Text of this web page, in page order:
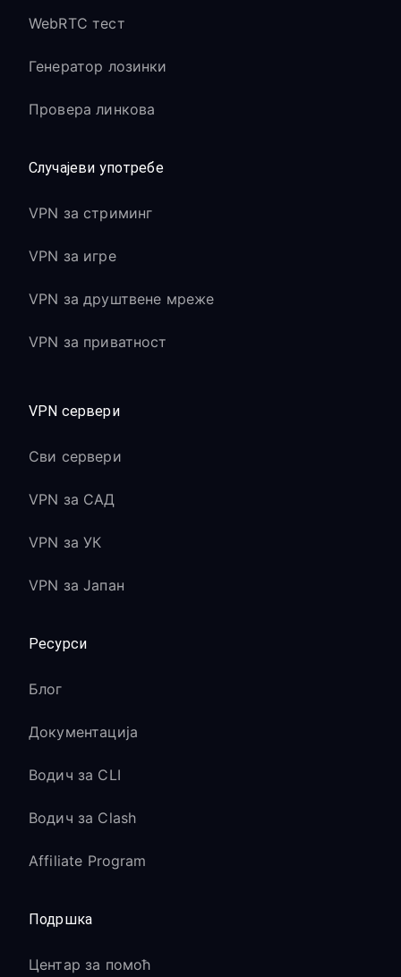
WebRTC тест
Генератор лозинки
Провера линкова
Случајеви употребе
VPN за стриминг
VPN за игре
VPN за друштвене мреже
VPN за приватност
VPN сервери
Сви сервери
VPN за САД
VPN за УК
VPN за Јапан
Ресурси
Блог
Документација
Водич за CLI
Водич за Clash
Affiliate Program
Подршка
Центар за помоћ